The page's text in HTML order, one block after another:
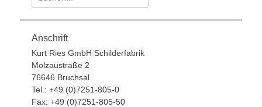
nach:
Anschrift
Kurt Ries GmbH Schilderfabrik
Molzaustraße 2
76646 Bruchsal
Tel.: +49 (0)7251-805-0
Fax: +49 (0)7251-805-50